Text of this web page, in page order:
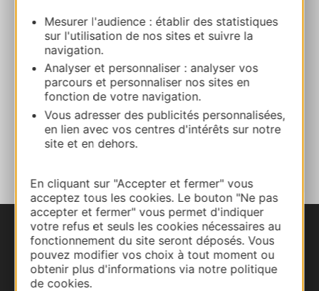
Mesurer l'audience : établir des statistiques
sur l'utilisation de nos sites et suivre la
navigation.
Analyser et personnaliser : analyser vos
parcours et personnaliser nos sites en
fonction de votre navigation.
Vous adresser des publicités personnalisées,
en lien avec vos centres d'intérêts sur notre
site et en dehors.
En cliquant sur "Accepter et fermer" vous
acceptez tous les cookies. Le bouton "Ne pas
accepter et fermer" vous permet d'indiquer
votre refus et seuls les cookies nécessaires au
fonctionnement du site seront déposés. Vous
pouvez modifier vos choix à tout moment ou
obtenir plus d'informations via notre politique
de cookies.
+33 4 68 55 83 51
E-mail
ADD TO FAVORITES